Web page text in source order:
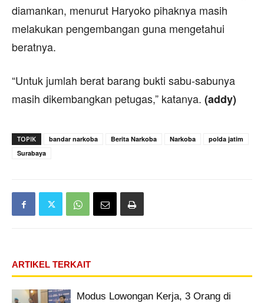
diamankan, menurut Haryoko pihaknya masih
melakukan pengembangan guna mengetahui
beratnya.
“Untuk jumlah berat barang bukti sabu-sabunya
masih dikembangkan petugas,” katanya. (addy)
TOPIK bandar narkoba Berita Narkoba Narkoba
polda jatim
Surabaya
ARTIKEL TERKAIT
Modus Lowongan Kerja, 3 Orang di